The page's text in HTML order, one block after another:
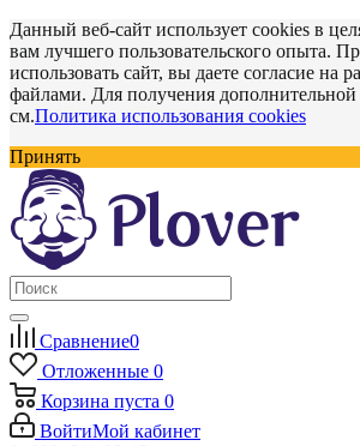
Данный веб-сайт использует cookies в
вам лучшего пользовательского опыта.
использовать сайт, вы даете согласие на
файлами. Для получения
см.Политика использования cookies
Принять
Сравнение0
Отложенные 0
Корзина пуста 0
ВойтиМой кабинет